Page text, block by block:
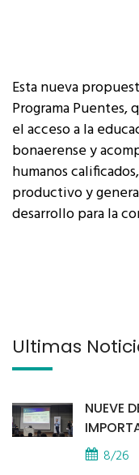
Esta nueva
Programa
el acceso a la
bonaerense y
humanos
productivo y
desarrollo para la
Últimas
NUEVE
8/26